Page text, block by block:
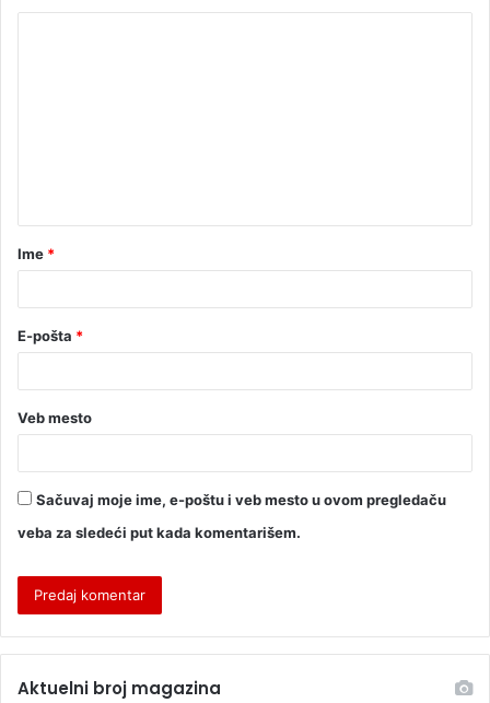
Ime *
E-pošta *
Veb mesto
Sačuvaj moje ime, e-poštu i veb mesto u ovom pregledaču
veba za sledeći put kada komentarišem.
Aktuelni broj magazina